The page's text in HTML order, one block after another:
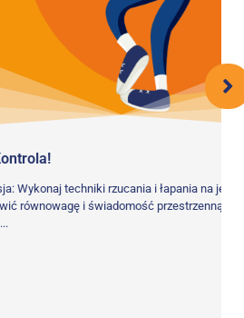
techniki rzucania i łapania na jednej nodze,
i świadomość przestrzenną. Na Ziemi